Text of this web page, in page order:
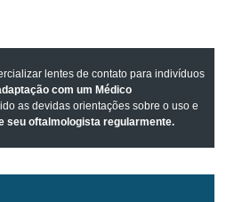
lentes de contato para indivíduos
com um Médico
as devidas orientações sobre o uso e
seu oftalmologista regularmente.